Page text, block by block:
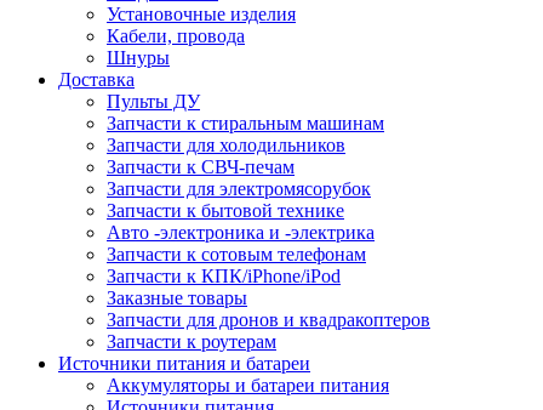
Установочные изделия
Кабели, провода
Шнуры
Доставка
Пульты ДУ
Запчасти к стиральным машинам
Запчасти для холодильников
Запчасти к СВЧ-печам
Запчасти для электромясорубок
Запчасти к бытовой технике
Авто -электроника и -электрика
Запчасти к сотовым телефонам
Запчасти к КПК/iPhone/iPod
Заказные товары
Запчасти для дронов и квадракоптеров
Запчасти к роутерам
Источники питания и батареи
Аккумуляторы и батареи питания